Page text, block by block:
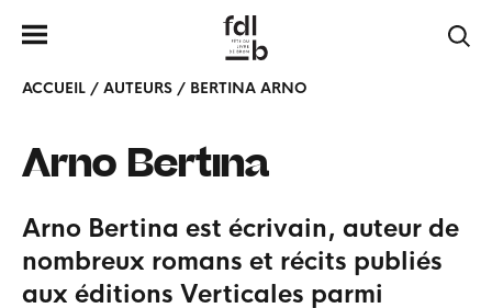
ACCUEIL / AUTEURS / BERTINA ARNO
Arno Bertina
Arno Bertina est écrivain, auteur de
nombreux romans et récits publiés
aux éditions Verticales parmi